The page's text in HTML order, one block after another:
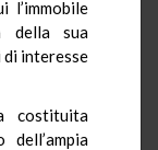
della sua
di interesse
costituita
dell’ampia